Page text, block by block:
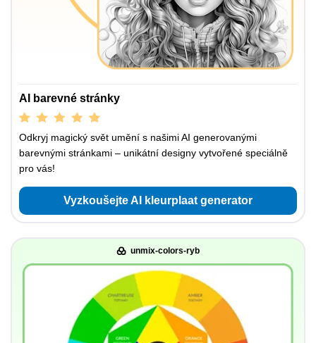
AI barevné stránky
Odkryj magický svět umění s našimi AI generovanými
barevnými stránkami – unikátní designy vytvořené speciálně
pro vás!
Vyzkoušejte AI kleurplaat generator
unmix-colors-ryb